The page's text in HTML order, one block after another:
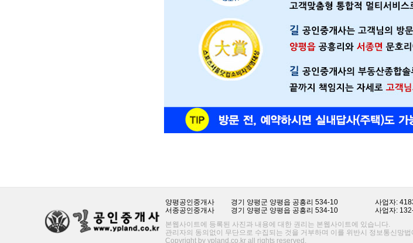
양평공인중개사 경기 양평군 양평읍 공흥리 534-10 사업자:
서종공인중개사
경기 양평군 양평읍 공흥리 534-10 사업자:
본웹사이트에 등록된 사진과 내용에 대한 권리는 본웹사이트에 있습니다.
관리자의 동의없이 무단으로 수집되는 것을 거부하며 이를 위반시 정보통신망
Copyright by ypland.co.kr all rights reserved.